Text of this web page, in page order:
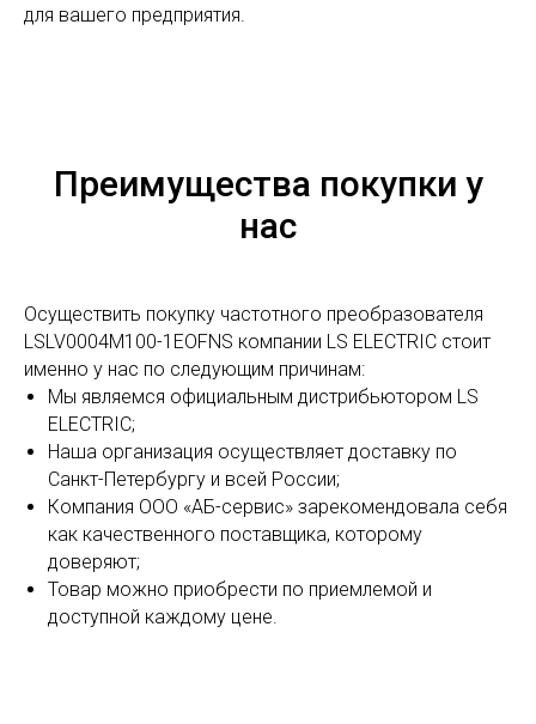
для вашего предприятия.
Преимущества покупки у
нас
Осуществить покупку частотного преобразователя
LSLV0004M100-1EOFNS компании LS ELECTRIC стоит
именно у нас по следующим причинам:
Мы являемся официальным дистрибьютором LS
ELECTRIC;
Наша организация осуществляет доставку по
Санкт-Петербургу и всей России;
Компания ООО «АБ-сервис» зарекомендовала себя
как качественного поставщика, которому
доверяют;
Товар можно приобрести по приемлемой и
доступной каждому цене.